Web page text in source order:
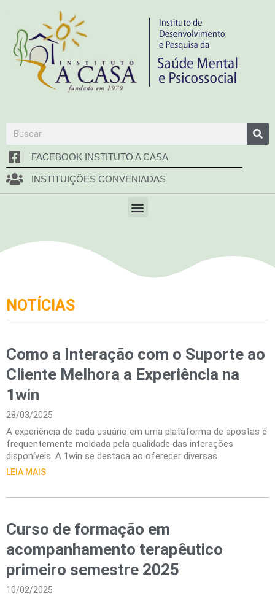
FACEBOOK INSTITUTO A CASA
INSTITUIÇÕES CONVENIADAS
NOTÍCIAS
Como a Interação com o Suporte ao
Cliente Melhora a Experiência na
1win
28/03/2025
A experiência de cada usuário em uma plataforma de apostas é
frequentemente moldada pela qualidade das interações
disponíveis. A 1win se destaca ao oferecer diversas
LEIA MAIS
Curso de formação em
acompanhamento terapêutico
primeiro semestre 2025
10/02/2025